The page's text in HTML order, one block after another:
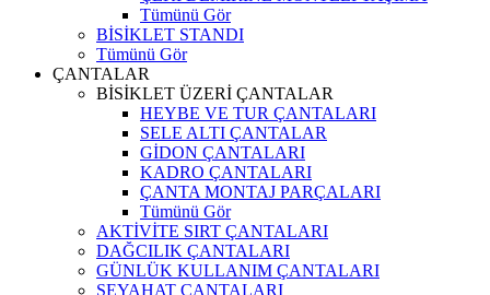
Tümünü Gör
BİSİKLET STANDI
Tümünü Gör
ÇANTALAR
BİSİKLET ÜZERİ ÇANTALAR
HEYBE VE TUR ÇANTALARI
SELE ALTI ÇANTALAR
GİDON ÇANTALARI
KADRO ÇANTALARI
ÇANTA MONTAJ PARÇALARI
Tümünü Gör
AKTİVİTE SIRT ÇANTALARI
DAĞCILIK ÇANTALARI
GÜNLÜK KULLANIM ÇANTALARI
SEYAHAT ÇANTALARI